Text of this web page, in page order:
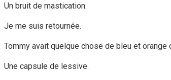
Un bruit de mastication.
Je me suis retournée.
Tommy avait quelque chose de bleu et orange
Une capsule de lessive.